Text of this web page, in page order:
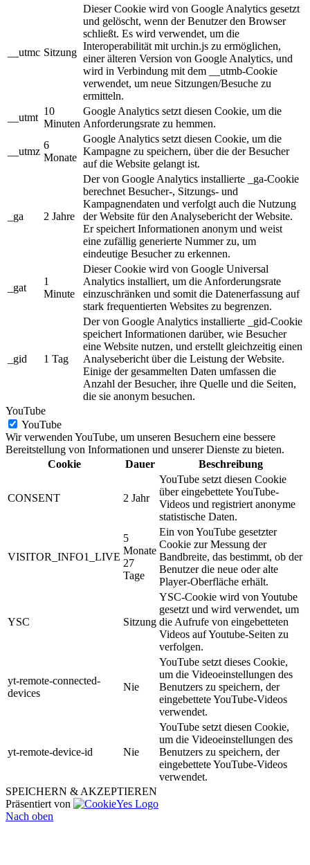
__utmc Sitzung
Dieser Cookie wird von Google Analytics gesetzt
und gelöscht, wenn der Benutzer den Browser
schließt. Es wird verwendet, um die
Interoperabilität mit urchin.js zu ermöglichen,
einer älteren Version von Google Analytics, und
wird in Verbindung mit dem __utmb-Cookie
verwendet, um neue Sitzungen/Besuche zu
ermitteln.
__utmt
10
Minuten
Google Analytics setzt diesen Cookie, um die
Anforderungsrate zu hemmen.
__utmz
6
Monate
Google Analytics setzt diesen Cookie, um die
Kampagne zu speichern, über die der Besucher
auf die Website gelangt ist.
_ga 2 Jahre
Der von Google Analytics installierte _ga-Cookie
berechnet Besucher-, Sitzungs- und
Kampagnendaten und verfolgt auch die Nutzung
der Website für den Analysebericht der Website.
Er speichert Informationen anonym und weist
eine zufällig generierte Nummer zu, um
eindeutige Besucher zu erkennen.
_gat
1
Minute
Dieser Cookie wird von Google Universal
Analytics installiert, um die Anforderungsrate
einzuschränken und somit die Datenerfassung auf
stark frequentierten Websites zu begrenzen.
_gid 1 Tag
Der von Google Analytics installierte _gid-Cookie
speichert Informationen darüber, wie Besucher
eine Website nutzen, und erstellt gleichzeitig einen
Analysebericht über die Leistung der Website.
Einige der gesammelten Daten umfassen die
Anzahl der Besucher, ihre Quelle und die Seiten,
die sie anonym besuchen.
YouTube
YouTube
Wir verwenden YouTube, um unseren Besuchern eine bessere
Bereitstellung von Informationen und unserer Dienste zu bieten.
Cookie
Dauer Beschreibung
CONSENT 2 Jahr
YouTube setzt diesen Cookie
über eingebettete YouTube-
Videos und registriert anonyme
statistische Daten.
VISITOR_INFO1_LIVE
5
Monate
27
Tage
Ein von YouTube gesetzter
Cookie zur Messung der
Bandbreite, das bestimmt, ob der
Benutzer die neue oder alte
Player-Oberfläche erhält.
YSC Sitzung
YSC-Cookie wird von Youtube
gesetzt und wird verwendet, um
die Aufrufe von eingebetteten
Videos auf Youtube-Seiten zu
verfolgen.
yt-remote-connected-
devices
Nie
YouTube setzt dieses Cookie,
um die Videoeinstellungen des
Benutzers zu speichern, der
eingebettete YouTube-Videos
verwendet.
yt-remote-device-id Nie
YouTube setzt diesen Cookie,
um die Videoeinstellungen des
Benutzers zu speichern, der
eingebettete YouTube-Videos
verwendet.
SPEICHERN & AKZEPTIEREN
Präsentiert von
Nach oben